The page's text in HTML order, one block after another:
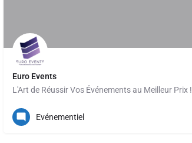
Euro Events
L'Art de Réussir Vos Événements au Meilleur Prix !
+33 (0)1 40 02 00 04
Evénementiel